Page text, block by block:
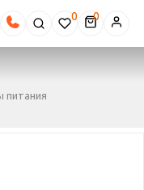
0
питания